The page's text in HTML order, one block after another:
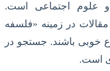
علوم اجتماعی است.
در زمینه «فلسفه
خوبی باشند. جستجو در
است.